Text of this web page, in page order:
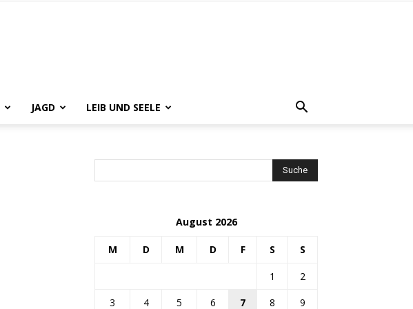
JAGD LEIB UND SEELE
August 2026
M D M D F S S
1
2
3
4 5 6 7 8 9